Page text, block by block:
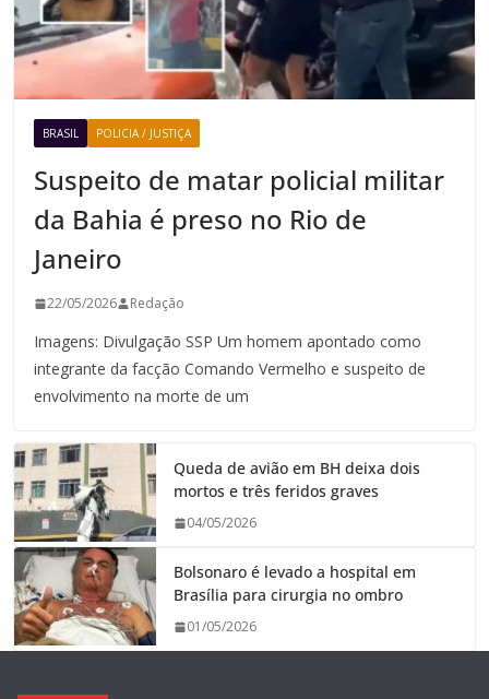
BRASIL POLICIA / JUSTIÇA
Suspeito de matar policial militar
da Bahia é preso no Rio de
Janeiro
22/05/2026 Redação
Imagens: Divulgação SSP Um homem apontado como
integrante da facção Comando Vermelho e suspeito de
envolvimento na morte de um
Queda de avião em BH deixa dois
mortos e três feridos graves
04/05/2026
Bolsonaro é levado a hospital em
Brasília para cirurgia no ombro
01/05/2026